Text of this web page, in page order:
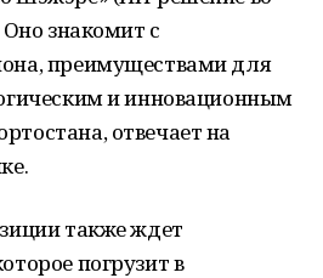
знакомит с
преимуществами для
и инновационным
отвечает на
также ждет
погрузит в